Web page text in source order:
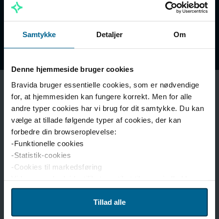
Samtykke Detaljer Om
Denne hjemmeside bruger cookies
Bravida bruger essentielle cookies, som er nødvendige
for, at hjemmesiden kan fungere korrekt. Men for alle
andre typer cookies har vi brug for dit samtykke. Du kan
vælge at tillade følgende typer af cookies, der kan
forbedre din browseroplevelse:
-Funktionelle cookies
-Statistik-cookies
-Cookies til markedsføring
reklamer til brugerne, levere funktioner til sociale medier
og analysere trafikken på hjemmesiden. Vi deler også
disse oplysninger med vores partnere inden for sociale
Tillad alle
energibelastning.